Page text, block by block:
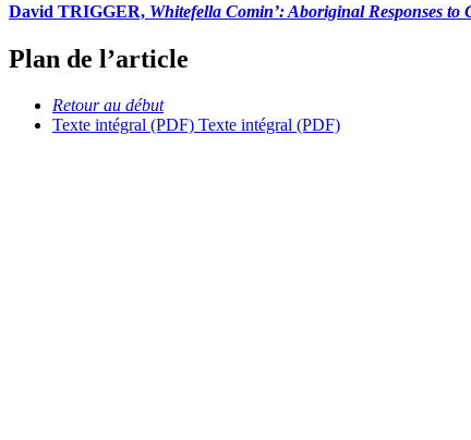
David TRIGGER, Whitefella Comin’: Aboriginal Responses
Plan de l’article
Retour au début
Texte intégral (PDF) Texte intégral (PDF)